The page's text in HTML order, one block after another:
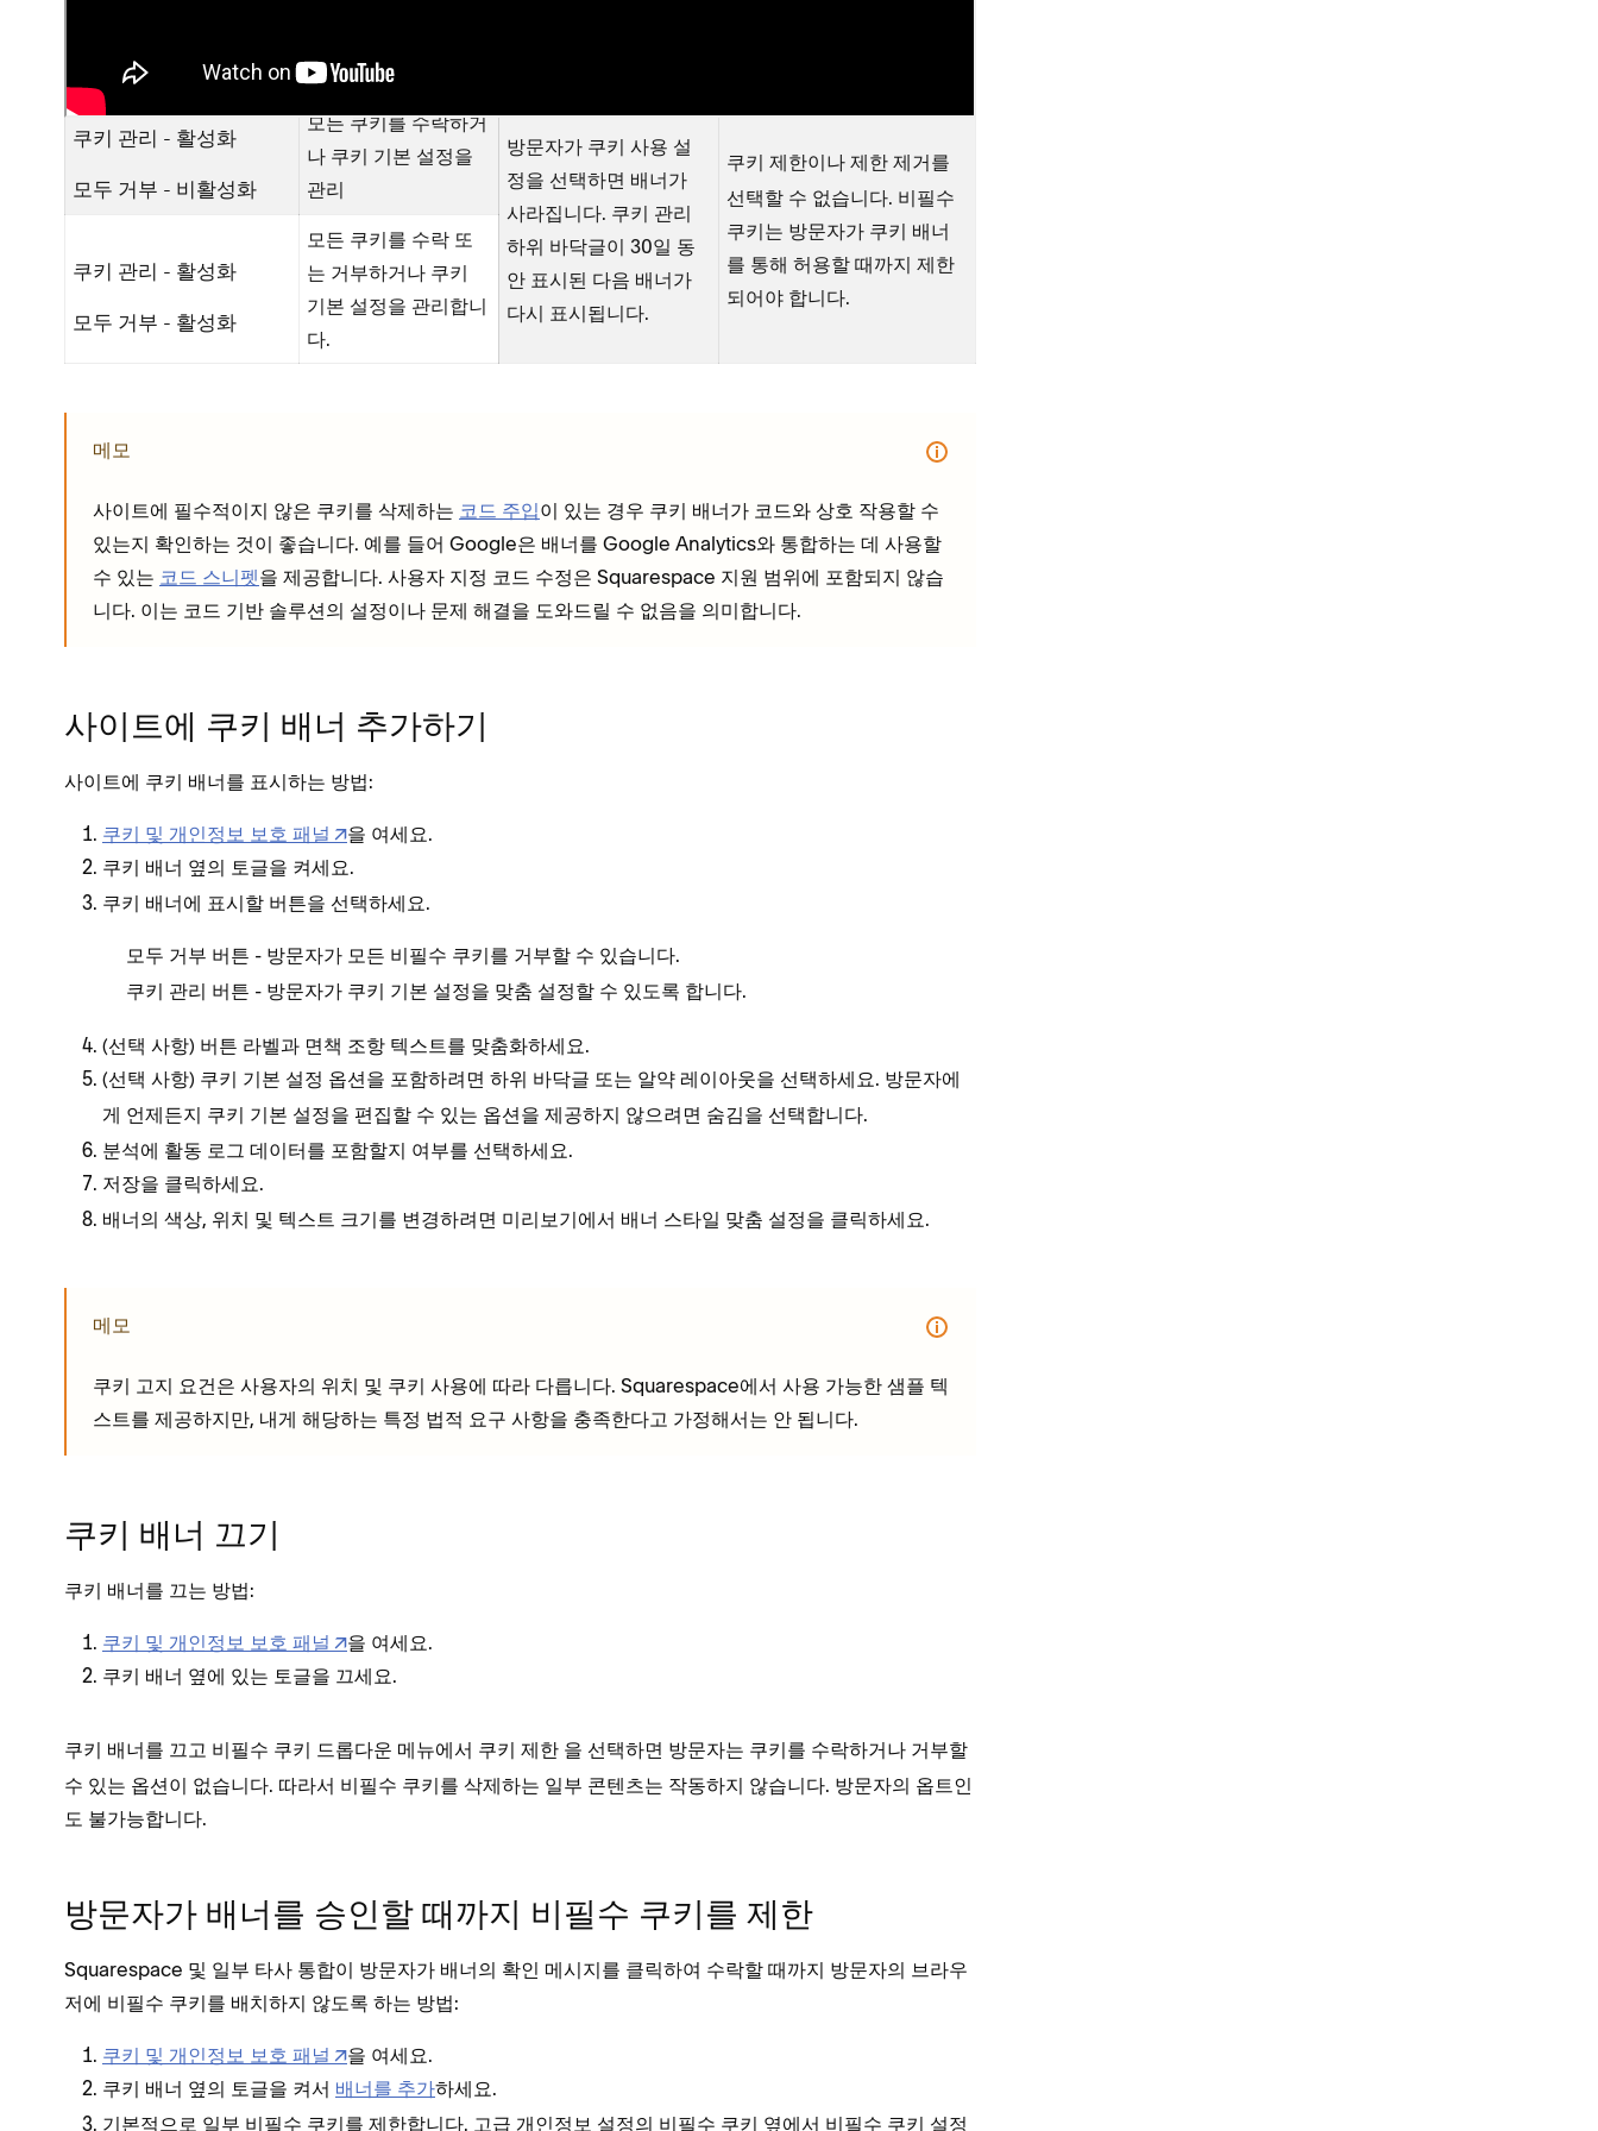
쿠키 관리 - 활성화
모두 거부 - 비활성화
모든 쿠키를 수락하거
나 쿠키 기본 설정을
관리
방문자가 쿠키 사용 설
정을 선택하면 배너가
사라집니다. 쿠키 관리
하위 바닥글이 30일 동
안 표시된 다음 배너가
다시 표시됩니다.
쿠키 제한이나 제한 제거 를
선택할 수 없습니다. 비필수
쿠키는 방문자가 쿠키 배너
를 통해 허용할 때까지 제한
되어야 합니다.
쿠키 관리 - 활성화
모두 거부 - 활성화
모든 쿠키를 수락 또
는 거부하거나 쿠키
기본 설정을 관리합니
다.
메모
사이트에 필수적이지 않은 쿠키를 삭제하는 코드 주입이 있는 경우 쿠키 배너가 코드와 상호 작용할 수
있는지 확인하는 것이 좋습니다. 예를 들어 Google은 배너를 Google Analytics와 통합하는 데 사용할
수 있는 코드 스니펫을 제공합니다. 사용자 지정 코드 수정은 Squarespace 지원 범위에 포함되지 않습
니다. 이는 코드 기반 솔루션의 설정이나 문제 해결을 도와드릴 수 없음을 의미합니다.
사이트에 쿠키 배너 추가하기
사이트에 쿠키 배너를 표시하는 방법:
쿠키 및 개인정보 보호 패널 을 여세요.
쿠키 배너 옆의 토글을 켜세요.
쿠키 배너에 표시할 버튼을 선택하세요.
모두 거부 버튼 - 방문자가 모든 비필수 쿠키를 거부할 수 있습니다.
쿠키 관리 버튼 - 방문자가 쿠키 기본 설정을 맞춤 설정할 수 있도록 합니다.
(선택 사항) 버튼 라벨과 면책 조항 텍스트를 맞춤화하세요.
(선택 사항) 쿠키 기본 설정 옵션을 포함하려면 하위 바닥글 또는 알약 레이아웃을 선택하세요. 방문자에
게 언제든지 쿠키 기본 설정을 편집할 수 있는 옵션을 제공하지 않으려면 숨김을 선택합니다.
분석에 활동 로그 데이터를 포함할지 여부를 선택하세요.
저장을 클릭하세요.
배너의 색상, 위치 및 텍스트 크기를 변경하려면 미리보기에서 배너 스타일 맞춤 설정을 클릭하세요.
메모
쿠키 고지 요건은 사용자의 위치 및 쿠키 사용에 따라 다릅니다. Squarespace에서 사용 가능한 샘플 텍
스트를 제공하지만, 내게 해당하는 특정 법적 요구 사항을 충족한다고 가정해서는 안 됩니다.
쿠키 배너 끄기
쿠키 배너를 끄는 방법:
쿠키 및 개인정보 보호 패널 을 여세요.
쿠키 배너 옆에 있는 토글을 끄세요.
쿠키 배너를 끄고 비필수 쿠키 드롭다운 메뉴에서 쿠키 제한 을 선택하면 방문자는 쿠키를 수락하거나 거부할
수 있는 옵션이 없습니다. 따라서 비필수 쿠키를 삭제하는 일부 콘텐츠는 작동하지 않습니다. 방문자의 옵트인
도 불가능합니다.
방문자가 배너를 승인할 때까지 비필수 쿠키를 제한
Squarespace 및 일부 타사 통합이 방문자가 배너의 확인 메시지를 클릭하여 수락할 때까지 방문자의 브라우
저에 비필수 쿠키를 배치하지 않도록 하는 방법:
쿠키 및 개인정보 보호 패널 을 여세요.
쿠키 배너 옆의 토글을 켜서 배너를 추가하세요.
기본적으로 일부 비필수 쿠키를 제한합니다. 고급 개인정보 설정의 비필수 쿠키 옆에서 비필수 쿠키 설정